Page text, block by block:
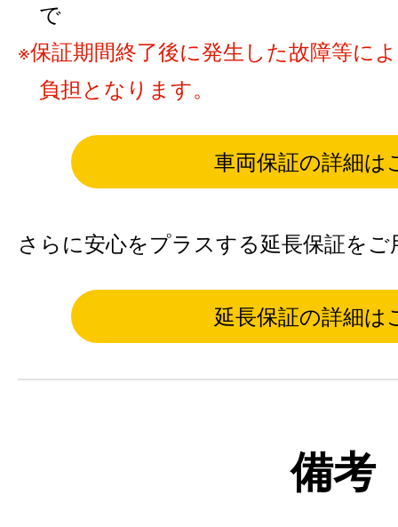
で
保証期間終了後に発生した故障等に
負担となります。
車両保証の詳細は
さらに安心をプラスする延長保証を
延長保証の詳細は
備考